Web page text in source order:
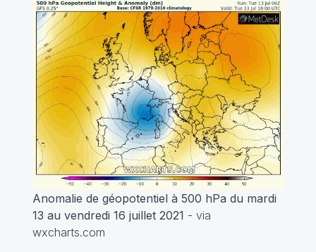
Anomalie de géopotentiel à 500 hPa du mardi
13 au vendredi 16 juillet 2021 - via
wxcharts.com